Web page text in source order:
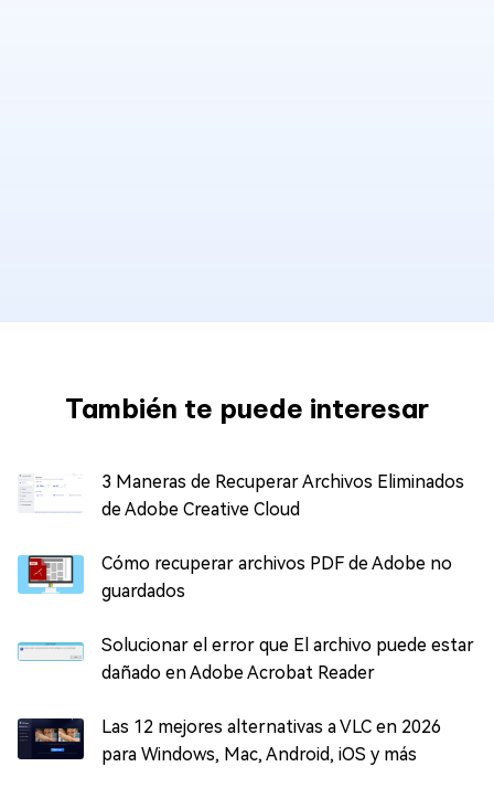
También te puede interesar
3 Maneras de Recuperar Archivos Eliminados
de Adobe Creative Cloud
Cómo recuperar archivos PDF de Adobe no
guardados
Solucionar el error que El archivo puede estar
dañado en Adobe Acrobat Reader
Las 12 mejores alternativas a VLC en 2026
para Windows, Mac, Android, iOS y más